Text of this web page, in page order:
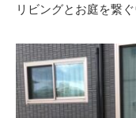
リビングとお庭を繋